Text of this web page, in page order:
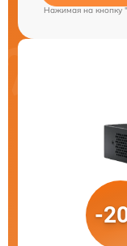
Нажимая на кнопку
-